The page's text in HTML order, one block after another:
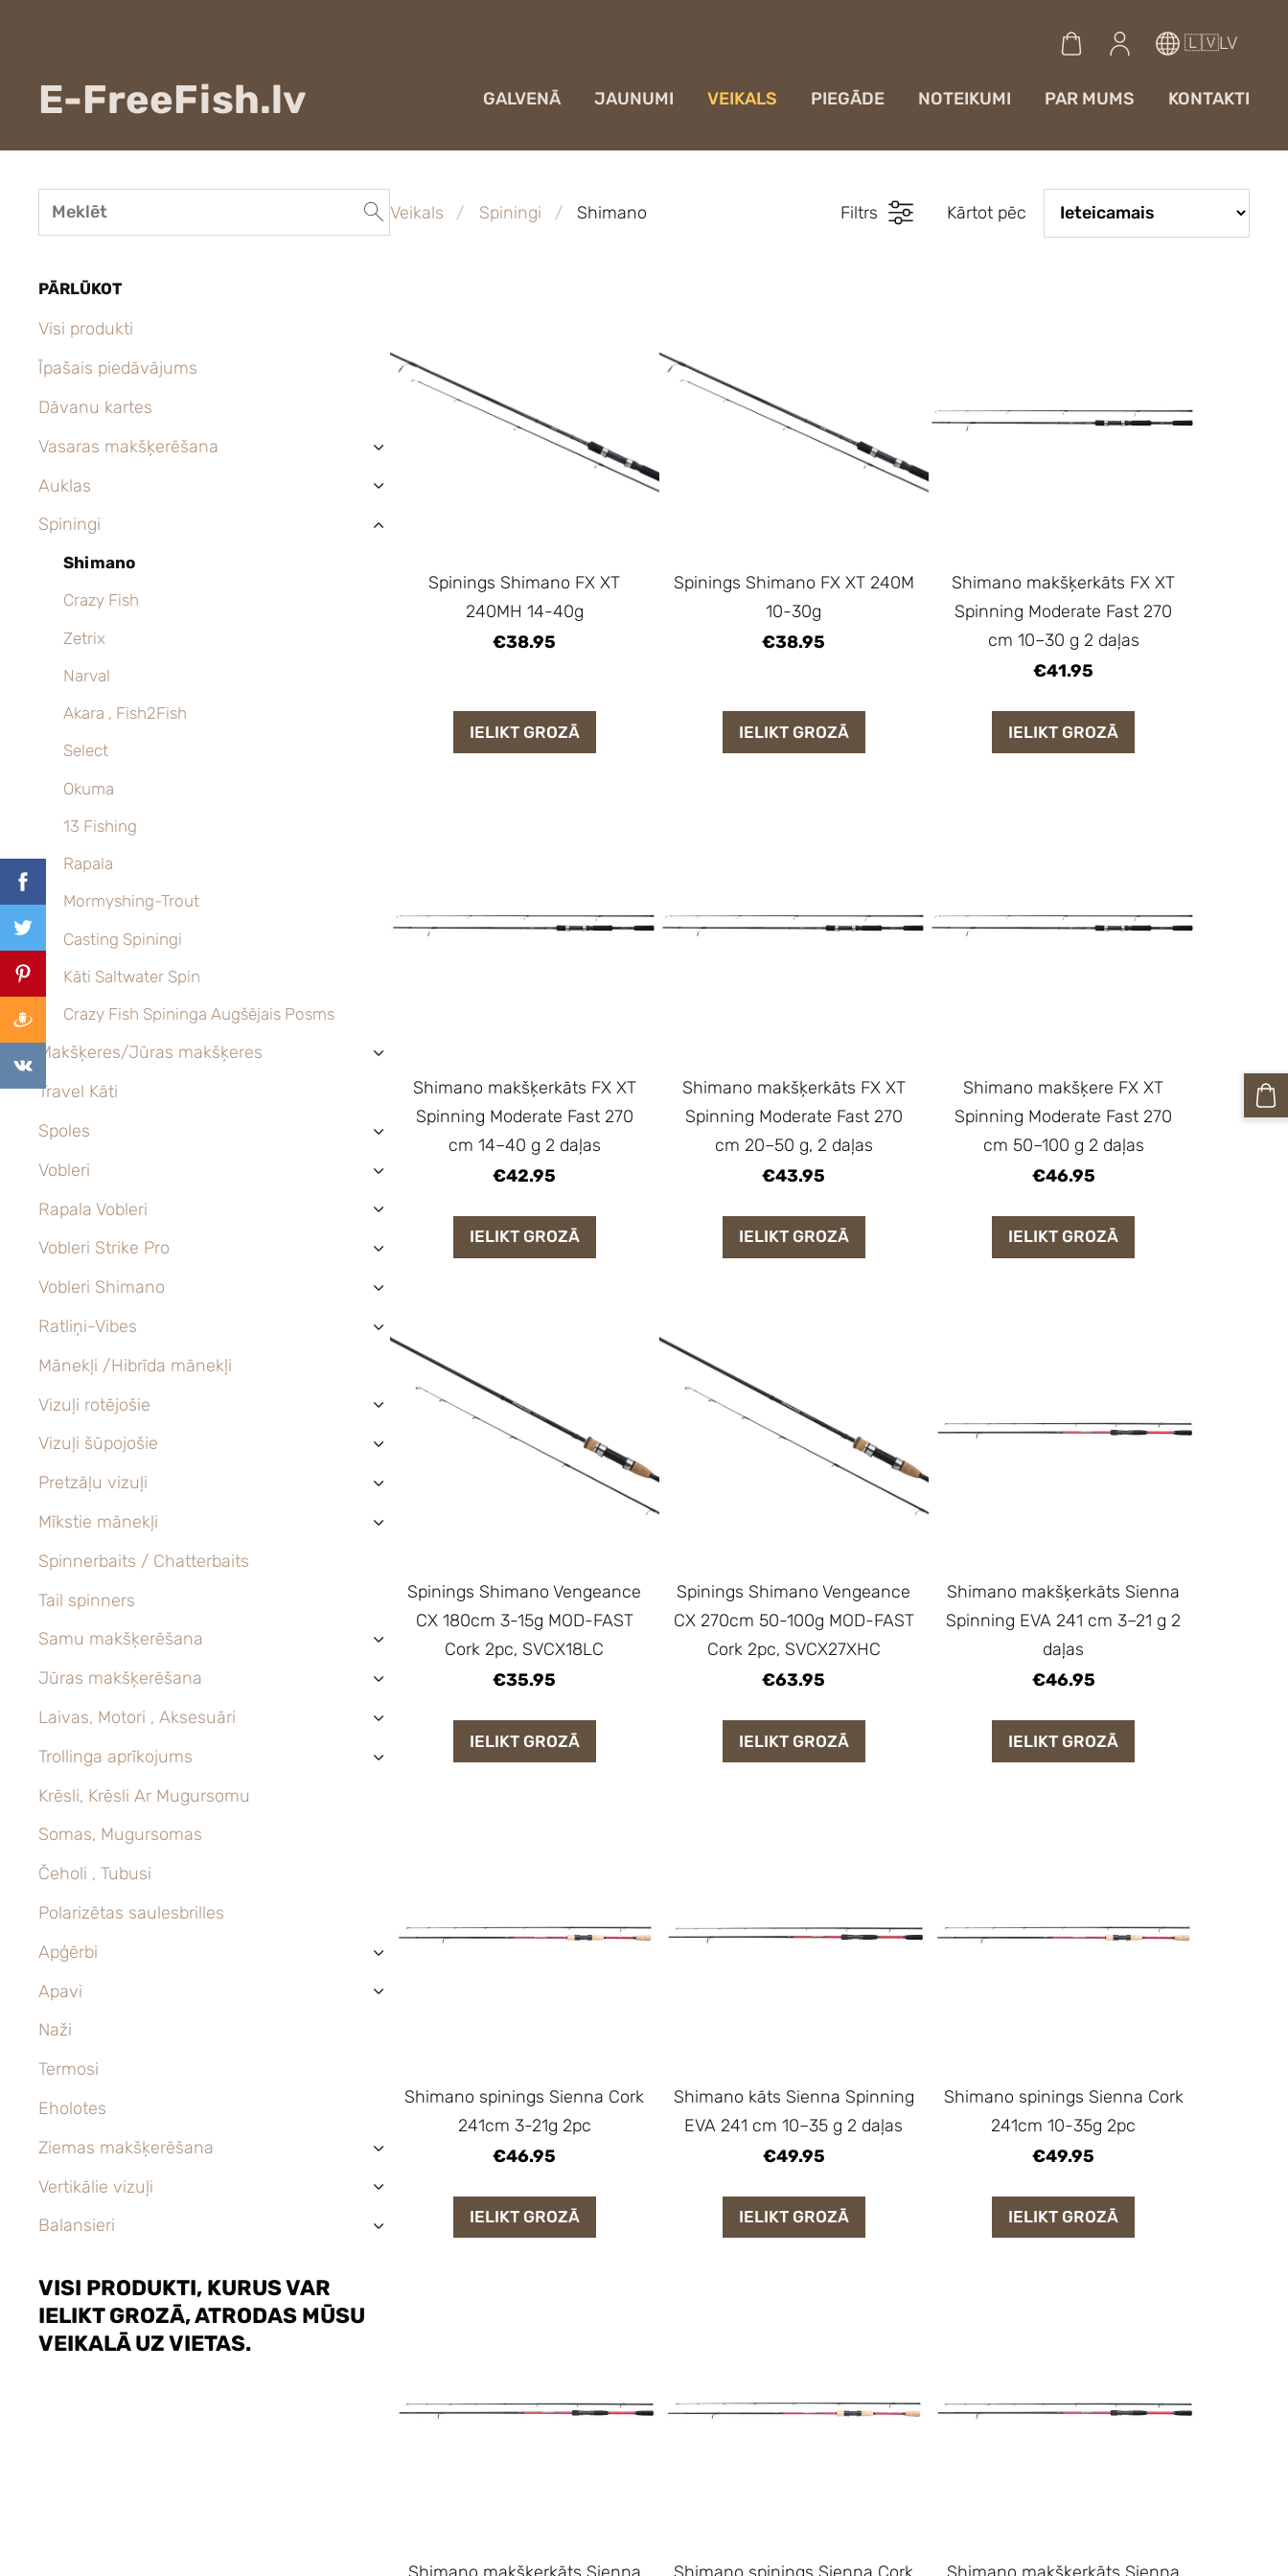
E-FreeFish.lv GALVENĀ JAUNUMI VEIKALS PIEGĀDE NOTEIKUMI PAR MUMS KONTAKTI
🇱🇻LV
PĀRLŪKOT
Visi produkti
Īpašais piedāvājums
Dāvanu kartes
Vasaras makšķerēšana
›
Auklas ›
Spiningi
Shimano
Crazy Fish
Zetrix
Narval
Akara , Fish2Fish
Select
Okuma
13 Fishing
Rapala
Mormyshing-Trout
Casting Spiningi
Kāti Saltwater Spin
Crazy Fish Spininga Augšējais Posms
›
Makšķeres/Jūras makšķeres ›
Travel Kāti
Spoles
›
Vobleri ›
Rapala Vobleri ›
Vobleri Strike Pro ›
Vobleri Shimano ›
Ratliņi-Vibes ›
Mānekļi /Hibrīda mānekļi
Vizuļi rotējošie
›
Vizuļi šūpojošie ›
Pretzāļu vizuļi ›
Mīkstie mānekļi ›
Spinnerbaits / Chatterbaits
Tail spinners
Samu makšķerēšana
›
Jūras makšķerēšana ›
Laivas, Motori , Aksesuāri ›
Trollinga aprīkojums ›
Krēsli, Krēsli Ar Mugursomu
Somas, Mugursomas
Čeholi , Tubusi
Polarizētas saulesbrilles
Apģērbi
›
Apavi ›
Naži
Termosi
Eholotes
Ziemas makšķerēšana
›
Vertikālie vizuļi ›
Balansieri ›
VISI PRODUKTI, KURUS VAR
IELIKT GROZĀ, ATRODAS MŪSU
VEIKALĀ UZ VIETAS.
Veikals Spiningi Shimano Filtrs Kārtot pēc
Spinings Shimano FX XT
240MH 14-40g
€38.95
IELIKT GROZĀ
Spinings Shimano FX XT 240M
10-30g
€38.95
IELIKT GROZĀ
Shimano makšķerkāts FX XT
Spinning Moderate Fast 270
cm 10–30 g 2 daļas
€41.95
IELIKT GROZĀ
Shimano makšķerkāts FX XT
Spinning Moderate Fast 270
cm 14–40 g 2 daļas
€42.95
IELIKT GROZĀ
Shimano makšķerkāts FX XT
Spinning Moderate Fast 270
cm 20–50 g, 2 daļas
€43.95
IELIKT GROZĀ
Shimano makšķere FX XT
Spinning Moderate Fast 270
cm 50–100 g 2 daļas
€46.95
IELIKT GROZĀ
Spinings Shimano Vengeance
CX 180cm 3-15g MOD-FAST
Cork 2pc, SVCX18LC
€35.95
IELIKT GROZĀ
Spinings Shimano Vengeance
CX 270cm 50-100g MOD-FAST
Cork 2pc, SVCX27XHC
€63.95
IELIKT GROZĀ
Shimano makšķerkāts Sienna
Spinning EVA 241 cm 3–21 g 2
daļas
€46.95
IELIKT GROZĀ
Shimano spinings Sienna Cork
241cm 3-21g 2pc
€46.95
IELIKT GROZĀ
Shimano kāts Sienna Spinning
EVA 241 cm 10–35 g 2 daļas
€49.95
IELIKT GROZĀ
Shimano spinings Sienna Cork
241cm 10-35g 2pc
€49.95
IELIKT GROZĀ